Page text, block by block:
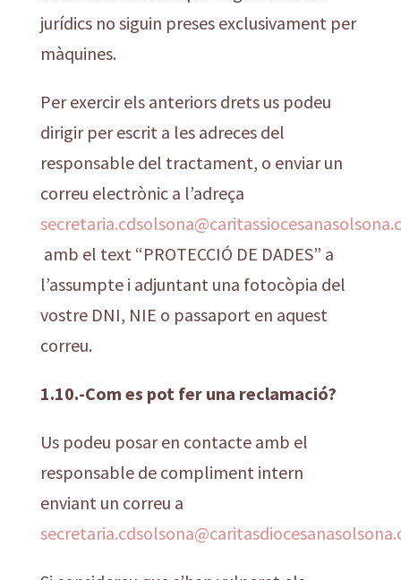
jurídics no siguin preses exclusivament per
màquines.
Per exercir els anteriors drets us podeu
dirigir per escrit a les adreces del
responsable del tractament, o enviar un
correu electrònic a l’adreça
amb el text “PROTECCIÓ DE DADES” a
l’assumpte i adjuntant una fotocòpia del
vostre DNI, NIE o passaport en aquest
correu.
1.10.-Com es pot fer una reclamació?
Us podeu posar en contacte amb el
responsable de compliment intern
enviant un correu a